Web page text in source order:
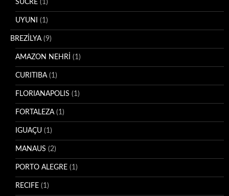
SUCRE (1)
UYUNI (1)
BREZİLYA (9)
AMAZON NEHRİ (1)
CURITIBA (1)
FLORIANAPOLIS (1)
FORTALEZA (1)
IGUAÇU (1)
MANAUS (2)
PORTO ALEGRE (1)
RECIFE (1)